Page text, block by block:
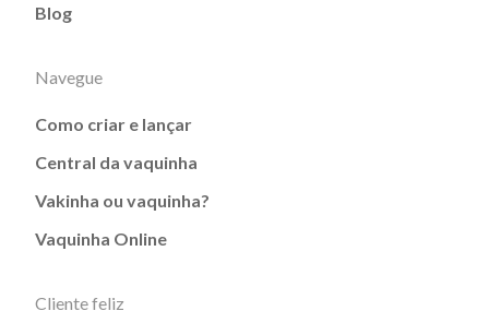
Blog
Navegue
Como criar e lançar
Central da vaquinha
Vakinha ou vaquinha?
Vaquinha Online
Cliente feliz